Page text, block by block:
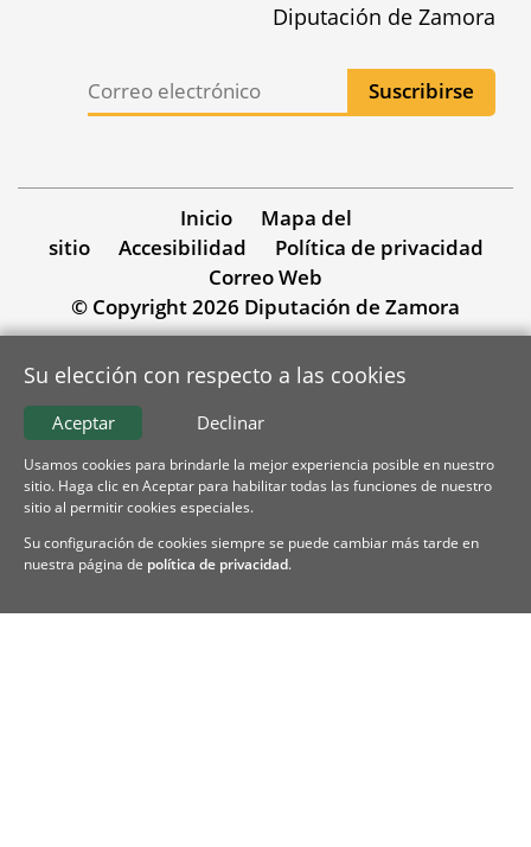
Diputación de Zamora
Inicio
Mapa del
sitio
Accesibilidad
Política de privacidad
Correo Web
© Copyright 2026 Diputación de Zamora
Su elección con respecto a las cookies
Declinar
Aceptar
Usamos cookies para brindarle la mejor experiencia posible en nuestro
sitio. Haga clic en Aceptar para habilitar todas las funciones de nuestro
sitio al permitir cookies especiales.
Su configuración de cookies siempre se puede cambiar más tarde en
nuestra página de política de privacidad.